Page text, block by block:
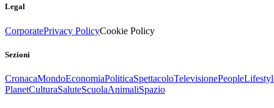
Legal
CorporatePrivacy PolicyCookie Policy
Sezioni
CronacaMondoEconomiaPoliticaSpettacoloTelevisionePeople
PlanetCulturaSaluteScuolaAnimaliSpazio